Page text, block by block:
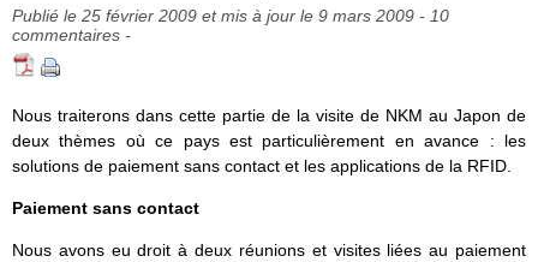
Publié le 25 février 2009 et mis à jour le 9 mars 2009 - 10
commentaires -
Nous traiterons dans cette partie de la visite de NKM au Japon de
deux thèmes où ce pays est particulièrement en avance : les
solutions de paiement sans contact et les applications de la RFID.
Paiement sans contact
Nous avons eu droit à deux réunions et visites liées au paiement